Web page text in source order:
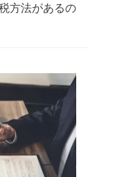
方法があるの